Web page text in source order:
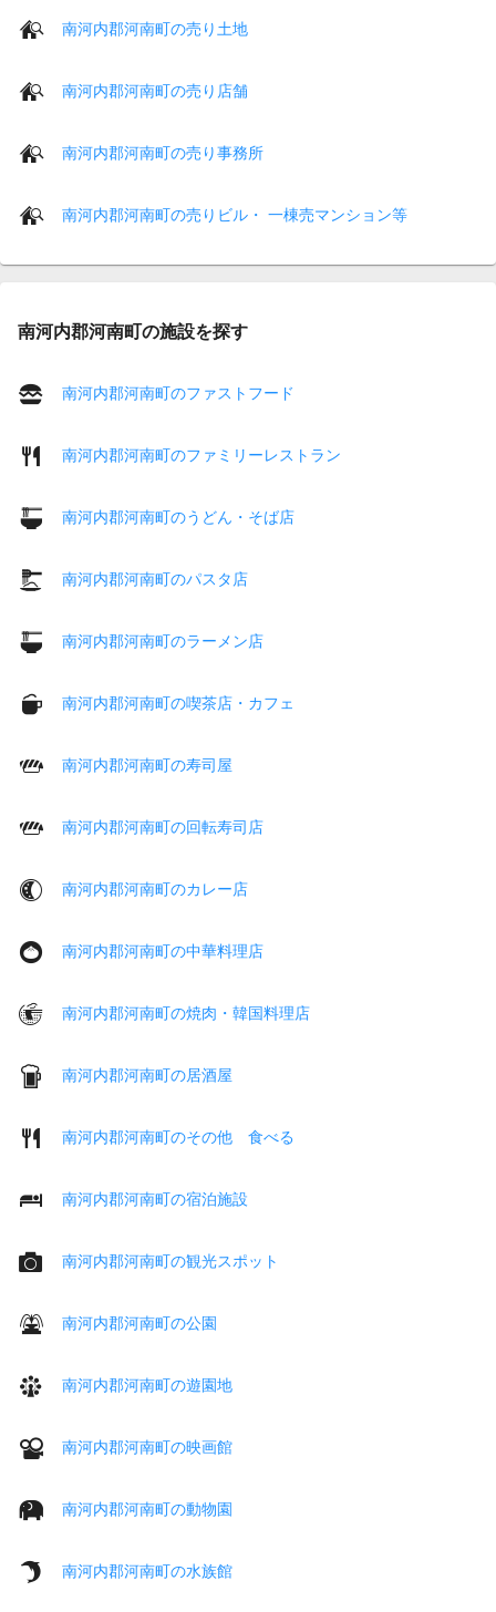
南河内郡河南町の売り土地
南河内郡河南町の売り店舗
南河内郡河南町の売り事務所
南河内郡河南町の売りビル・ 一棟売マンション等
南河内郡河南町の施設を探す
南河内郡河南町のファストフード
南河内郡河南町のファミリーレストラン
南河内郡河南町のうどん・そば店
南河内郡河南町のパスタ店
南河内郡河南町のラーメン店
南河内郡河南町の喫茶店・カフェ
南河内郡河南町の寿司屋
南河内郡河南町の回転寿司店
南河内郡河南町のカレー店
南河内郡河南町の中華料理店
南河内郡河南町の焼肉・韓国料理店
南河内郡河南町の居酒屋
南河内郡河南町のその他 食べる
南河内郡河南町の宿泊施設
南河内郡河南町の観光スポット
南河内郡河南町の公園
南河内郡河南町の遊園地
南河内郡河南町の映画館
南河内郡河南町の動物園
南河内郡河南町の水族館